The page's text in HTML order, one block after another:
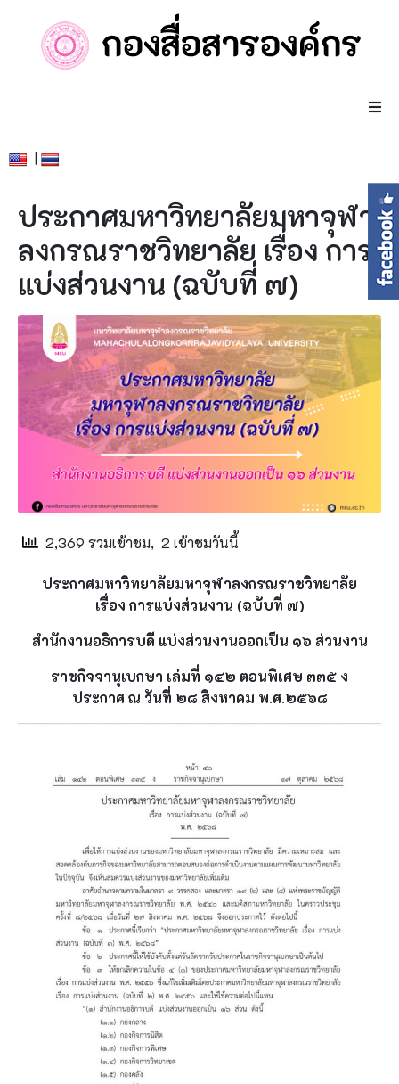
|
ประกาศมหาวิทยาลัยมหาจุฬา
ลงกรณราชวิทยาลัย เรื่อง การ
แบ่งส่วนงาน (ฉบับที่ ๗)
2,369 รวมเข้าชม, 2 เข้าชมวันนี้
ประกาศมหาวิทยาลัยมหาจุฬาลงกรณราชวิทยาลัย
เรื่อง การแบ่งส่วนงาน (ฉบับที่ ๗)
สำนักงานอธิการบดี แบ่งส่วนงานออกเป็น ๑๖ ส่วนงาน
ราชกิจจานุเบกษา เล่มที่ ๑๔๒ ตอนพิเศษ ๓๓๕ ง
ประกาศ ณ วันที่ ๒๘ สิงหาคม พ.ศ.๒๕๖๘